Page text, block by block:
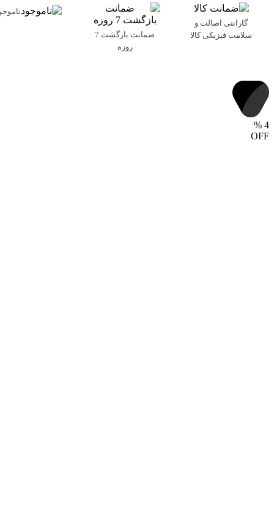
گارانتی اصالت و
سلامت فیزیکی کالا
ضمانت بازگشت 7
روزه
4
%
OFF